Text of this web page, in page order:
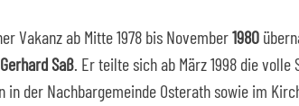
Vakanz ab Mitte 1978 bis November1980
Saß. Er teilte sich ab März 1998 die
in der Nachbargemeinde Osterath sowie im